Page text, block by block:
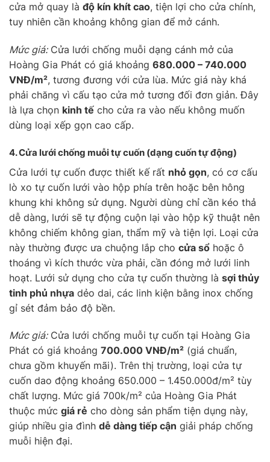
cửa mở quay là độ kín khít cao, tiện lợi cho cửa chính,
tuy nhiên cần khoảng không gian để mở cánh.
Mức giá:Cửa lưới chống muỗi dạng cánh mở của
Hoàng Gia Phát có giá khoảng 680.000 – 740.000
VNĐ/m², tương đương với cửa lùa. Mức giá này khá
phải chăng vì cấu tạo cửa mở tương đối đơn giản. Đây
là lựa chọn kinh tế cho cửa ra vào nếu không muốn
dùng loại xếp gọn cao cấp.
4. Cửa lưới chống muỗitự cuốn (dạng cuốn tự động)
Cửa lưới tự cuốn được thiết kế rất nhỏ gọn, có cơ cấu
lò xo tự cuốn lưới vào hộp phía trên hoặc bên hông
khung khi không sử dụng. Người dùng chỉ cần kéo thả
dễ dàng, lưới sẽ tự động cuộn lại vào hộp kỹ thuật nên
không chiếm không gian, thẩm mỹ và tiện lợi. Loại cửa
này thường được ưa chuộng lắp cho cửa sổ hoặc ô
thoáng vì kích thước vừa phải, cần đóng mở lưới linh
hoạt. Lưới sử dụng cho cửa tự cuốn thường là sợi thủy
tinh phủ nhựa dẻo dai, các linh kiện bằng inox chống
gỉ sét đảm bảo độ bền.
Mức giá:Cửa lưới chống muỗi tự cuốn tại Hoàng Gia
Phát có giá khoảng 700.000 VNĐ/m² (giá chuẩn,
chưa gồm khuyến mãi). Trên thị trường, loại cửa tự
cuốn dao động khoảng 650.000 – 1.450.000đ/m² tùy
chất lượng. Mức giá 700k/m² của Hoàng Gia Phát
thuộc mức giá rẻ cho dòng sản phẩm tiện dụng này,
giúp nhiều gia đình dễ dàng tiếp cận giải pháp chống
muỗi hiện đại.